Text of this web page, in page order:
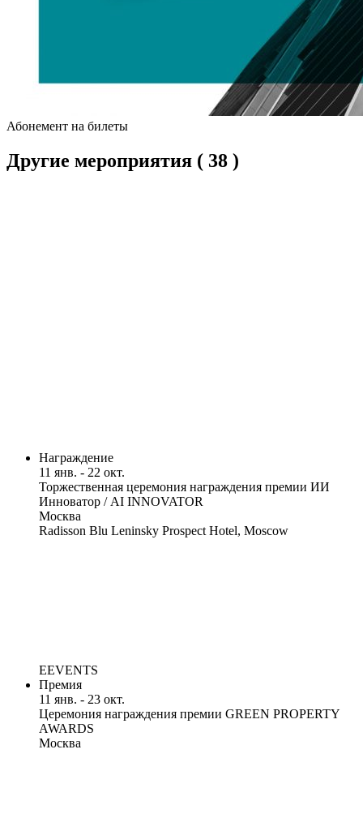
Абонемент на билеты
Другие мероприятия ( 38 )
Награждение
11 янв. - 22 окт.
Торжественная церемония награждения премии ИИ
Инноватор / AI INNOVATOR
Москва
Radisson Blu Leninsky Prospect Hotel, Moscow
EEVENTS
Премия
11 янв. - 23 окт.
Церемония награждения премии GREEN PROPERTY
AWARDS
Москва